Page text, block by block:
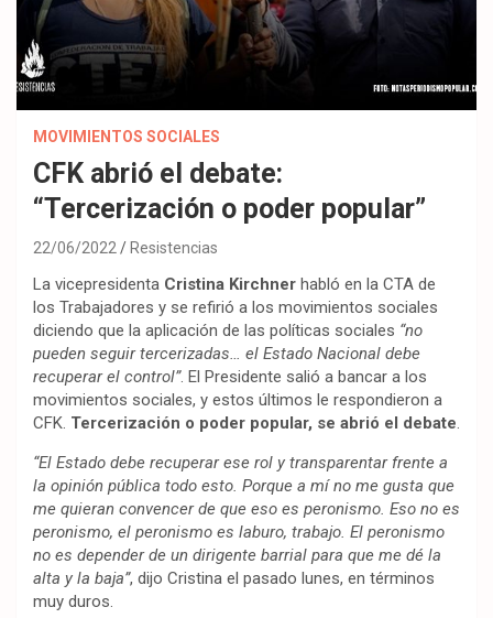
MOVIMIENTOS SOCIALES
CFK abrió el debate:
“Tercerización o poder popular”
22/06/2022 Resistencias
La vicepresidenta Cristina Kirchner habló en la CTA de
los Trabajadores y se refirió a los movimientos sociales
diciendo que la aplicación de las políticas sociales “no
pueden seguir tercerizadas… el Estado Nacional debe
recuperar el control”. El Presidente salió a bancar a los
movimientos sociales, y estos últimos le respondieron a
CFK. Tercerización o poder popular, se abrió el debate.
“El Estado debe recuperar ese rol y transparentar frente a
la opinión pública todo esto. Porque a mí no me gusta que
me quieran convencer de que eso es peronismo. Eso no es
peronismo, el peronismo es laburo, trabajo. El peronismo
no es depender de un dirigente barrial para que me dé la
alta y la baja”, dijo Cristina el pasado lunes, en términos
muy duros.